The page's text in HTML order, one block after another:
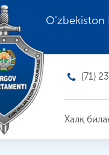
O'zbekiston
(71)
Халқ